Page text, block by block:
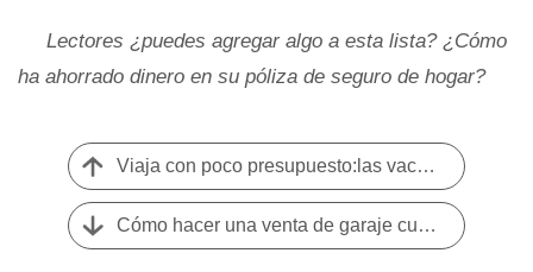
Lectores ¿puedes agregar algo a esta lista? ¿Cómo
ha ahorrado dinero en su póliza de seguro de hogar?
Viaja con poco presupuesto:las vacaciones con todo incluido
Cómo hacer una venta de garaje cuando vive en un apartamento